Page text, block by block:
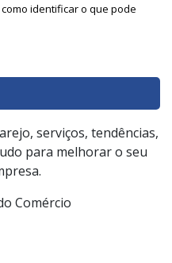
identificar o que pode
serviços, tendências,
para melhorar o seu
Comércio